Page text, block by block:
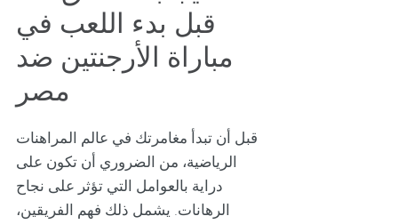
قبل بدء اللعب في
مباراة الأرجنتين ضد
مصر
قبل أن تبدأ مغامرتك في عالم المراهنات
الرياضية، من الضروري أن تكون على
دراية بالعوامل التي تؤثر على نجاح
الرهانات. يشمل ذلك فهم الفريقين،